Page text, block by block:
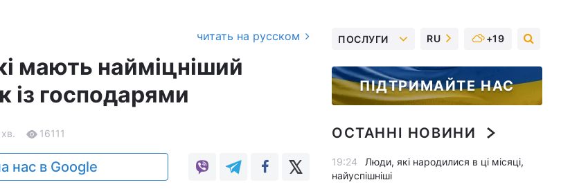
читать на русском
мають найміцніший
із господарями
16111
нас в Google
ПОСЛУГИ RU +19
ПІДТРИМАЙТЕ НАС
ОСТАННІ НОВИНИ
19:24
Люди, які народилися в ці місяці,
найуспішніші